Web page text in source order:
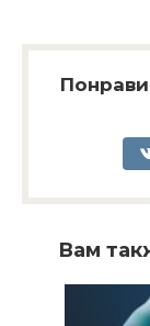
Вам